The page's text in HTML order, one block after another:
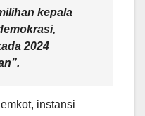
kepala
2024
instansi